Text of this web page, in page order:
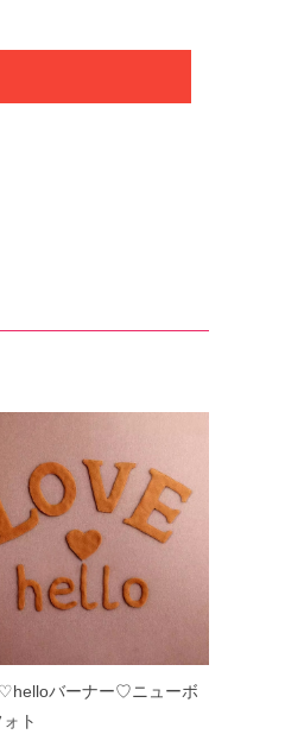
バーナー♡ニューボ
ト